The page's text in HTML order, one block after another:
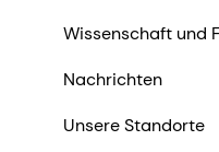
Wissenschaft und
Nachrichten
Unsere Standorte